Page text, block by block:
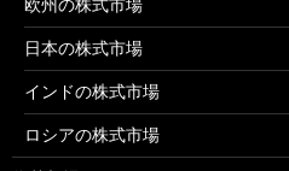
欧州の株式市場
日本の株式市場
インドの株式市場
ロシアの株式市場